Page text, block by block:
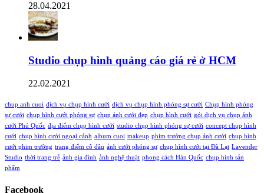
28.04.2021
Studio chụp hình quảng cáo giá rẻ ở HCM
22.02.2021
chup anh cuoi dịch vụ chụp hình cưới dịch vụ chụp hình phóng sự cưới Chụp hình phóng
sự cưới chụp hình cưới phóng sự chụp ảnh cưới đẹp chụp hình cưới gói dịch vụ chụp ảnh
cưới Phú Quốc địa điểm chụp hình cưới studio chụp hình phóng sự cưới concept chụp hình
cưới chụp hình cưới ngoại cảnh album cuoi makeup phim trường chụp ảnh cưới chụp hình
cưới phim trường trang điểm cô dâu ảnh cưới phóng sự chụp hình cưới tại Đà Lạt Lavender
Studio thời trang trẻ ảnh gia đình ảnh nghệ thuật phong cách Hàn Quốc chụp hình sản
phẩm
Facebook